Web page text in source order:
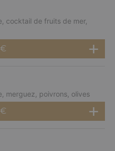
cocktail de fruits de mer,
€
merguez, poivrons, olives
€